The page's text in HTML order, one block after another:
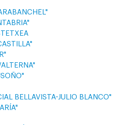
BELLAVISTA-JULIO BLANCO"